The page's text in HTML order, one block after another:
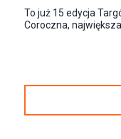
To już 15 edycja
Coroczna,